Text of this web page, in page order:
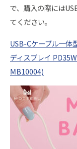
で、購入の際には
てください。
USB-Cケーブル一体
ディスプレイ
MB10004)